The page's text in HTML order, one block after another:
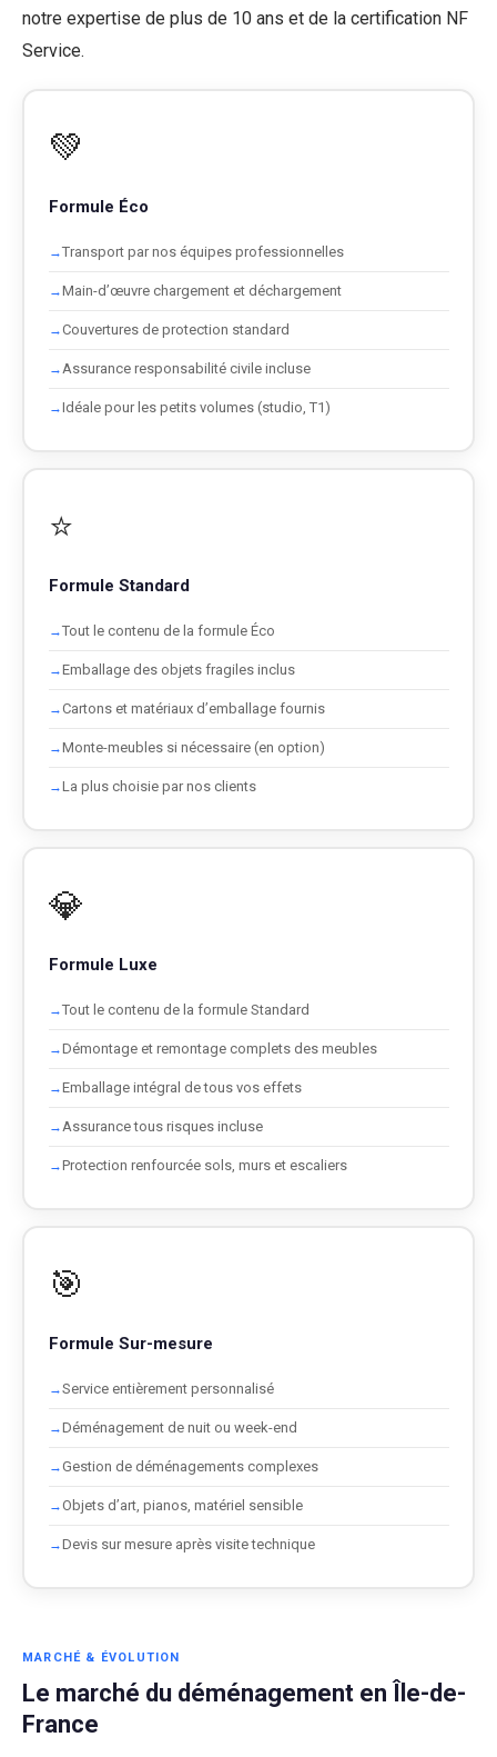
notre expertise de plus de 10 ans et de la certification NF
Service.
💚
Formule Éco
Transport par nos équipes professionnelles
Main-d’œuvre chargement et déchargement
Couvertures de protection standard
Assurance responsabilité civile incluse
Idéale pour les petits volumes (studio, T1)
⭐
Formule Standard
Tout le contenu de la formule Éco
Emballage des objets fragiles inclus
Cartons et matériaux d’emballage fournis
Monte-meubles si nécessaire (en option)
La plus choisie par nos clients
💎
Formule Luxe
Tout le contenu de la formule Standard
Démontage et remontage complets des meubles
Emballage intégral de tous vos effets
Assurance tous risques incluse
Protection renfourcée sols, murs et escaliers
🎯
Formule Sur-mesure
Service entièrement personnalisé
Déménagement de nuit ou week-end
Gestion de déménagements complexes
Objets d’art, pianos, matériel sensible
Devis sur mesure après visite technique
MARCHÉ & ÉVOLUTION
Le marché du déménagement en Île-de-
France